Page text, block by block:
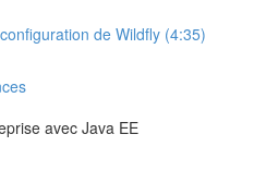
de Wildfly (4:35)
avec Java EE